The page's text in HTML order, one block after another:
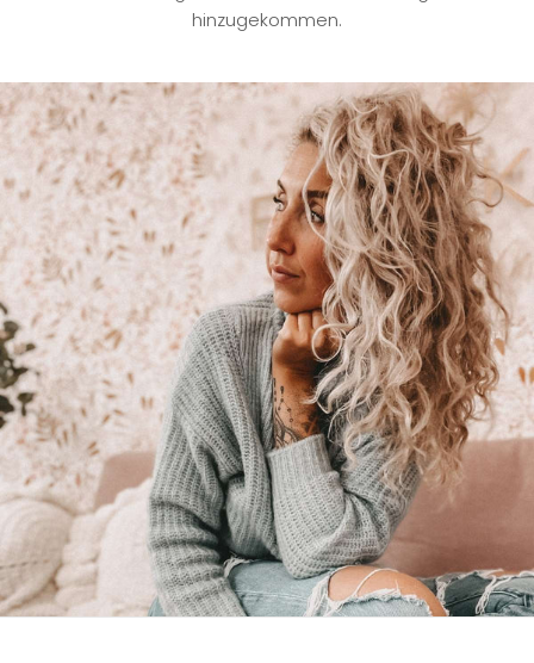
hinzugekommen.